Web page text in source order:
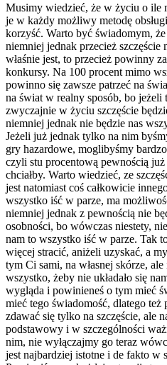
Musimy wiedzieć, że w życiu o ile
je w każdy możliwy metodę
korzyść. Warto być świadomym,
niemniej jednak przecież szczęście
właśnie jest, to przecież powinny
konkursy. Na 100 procent mimo
powinno się zawsze patrzeć na
na świat w realny sposób, bo jeżeli
zwyczajnie w życiu szczęście
niemniej jednak nie będzie nas
Jeżeli już jednak tylko na nim
gry hazardowe, moglibyśmy
czyli stu procentową pewnością już
chciałby. Warto wiedzieć, ze
jest natomiast coś całkowicie
wszystko iść w parze, ma
niemniej jednak z pewnością nie
osobności, bo wówczas niestety,
nam to wszystko iść w parze. Tak
więcej stracić, aniżeli uzyskać, a
tym Ci sami, na własnej skórze,
wszystko, żeby nie układało się
wygląda i powinieneś o tym mieć
mieć tego świadomość, dlatego
zdawać się tylko na szczęście, ale
podstawowy i w szczególności
nim, nie wyłączajmy go teraz
jest najbardziej istotne i de fakto w